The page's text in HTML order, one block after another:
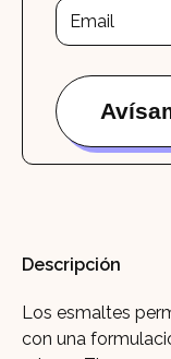
Descripción
Los esmaltes
con una